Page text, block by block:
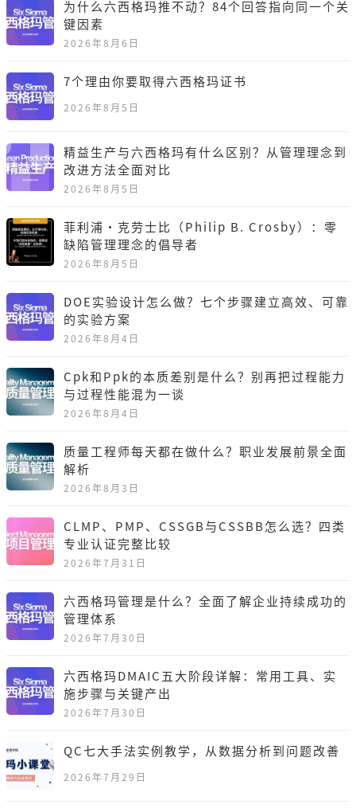
为什么六西格玛推不动？84个回答指向同一个关
键因素
2026年8月6日
7个理由你要取得六西格玛证书
2026年8月5日
精益生产与六西格玛有什么区别？从管理理念到
改进方法全面对比
2026年8月5日
菲利浦·克劳士比（Philip B. Crosby）：零
缺陷管理理念的倡导者
2026年8月5日
DOE实验设计怎么做？七个步骤建立高效、可靠
的实验方案
2026年8月4日
Cpk和Ppk的本质差别是什么？别再把过程能力
与过程性能混为一谈
2026年8月4日
质量工程师每天都在做什么？职业发展前景全面
解析
2026年8月3日
CLMP、PMP、CSSGB与CSSBB怎么选？四类
专业认证完整比较
2026年7月31日
六西格玛管理是什么？全面了解企业持续成功的
管理体系
2026年7月30日
六西格玛DMAIC五大阶段详解：常用工具、实
施步骤与关键产出
2026年7月30日
QC七大手法实例教学，从数据分析到问题改善
2026年7月29日